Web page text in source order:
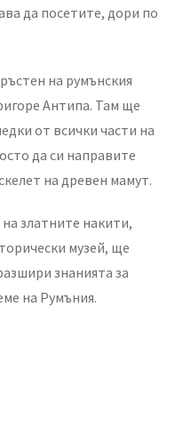
да посетите, дори по
на румънския
Антипа. Там ще
от всички части на
да си направите
на древен мамут.
златните накити,
музей, ще
знанията за
на Румъния.